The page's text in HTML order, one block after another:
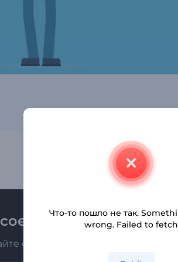
к
о последних новостях и
Что-то пошло не так.
wrong. Failed to fetch